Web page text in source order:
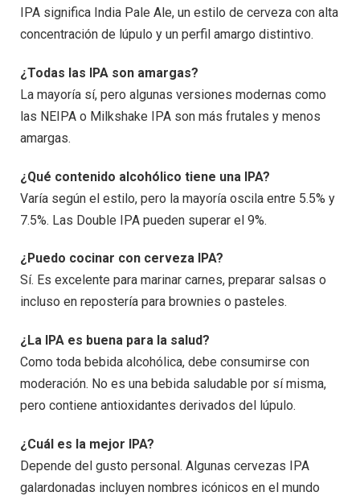
IPA significa India Pale Ale, un estilo de cerveza con alta
concentración de lúpulo y un perfil amargo distintivo.
¿Todas las IPA son amargas?
La mayoría sí, pero algunas versiones modernas como
las NEIPA o Milkshake IPA son más frutales y menos
amargas.
¿Qué contenido alcohólico tiene una IPA?
Varía según el estilo, pero la mayoría oscila entre 5.5% y
7.5%. Las Double IPA pueden superar el 9%.
¿Puedo cocinar con cerveza IPA?
Sí. Es excelente para marinar carnes, preparar salsas o
incluso en repostería para brownies o pasteles.
¿La IPA es buena para la salud?
Como toda bebida alcohólica, debe consumirse con
moderación. No es una bebida saludable por sí misma,
pero contiene antioxidantes derivados del lúpulo.
¿Cuál es la mejor IPA?
Depende del gusto personal. Algunas cervezas IPA
galardonadas incluyen nombres icónicos en el mundo